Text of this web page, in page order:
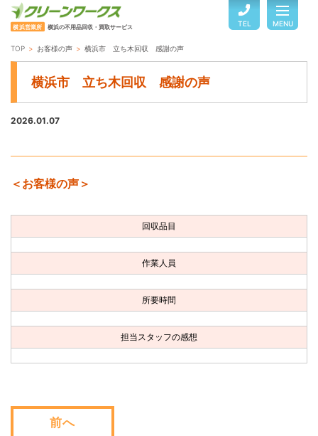
横浜営業所 横浜の不用品回収・買取サービス TEL MENU
TOP
ご利用の流れ
お客様の声
お問い合わせ
会社概要
TOP お客様の声 横浜市 立ち木回収 感謝の声
横浜市 立ち木回収 感謝の声
2026.01.07
＜お客様の声＞
回収品目
作業人員
所要時間
担当スタッフの感想
前へ